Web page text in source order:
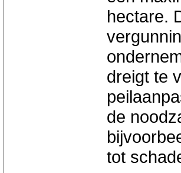
hectare.
dreigt te
de
tot